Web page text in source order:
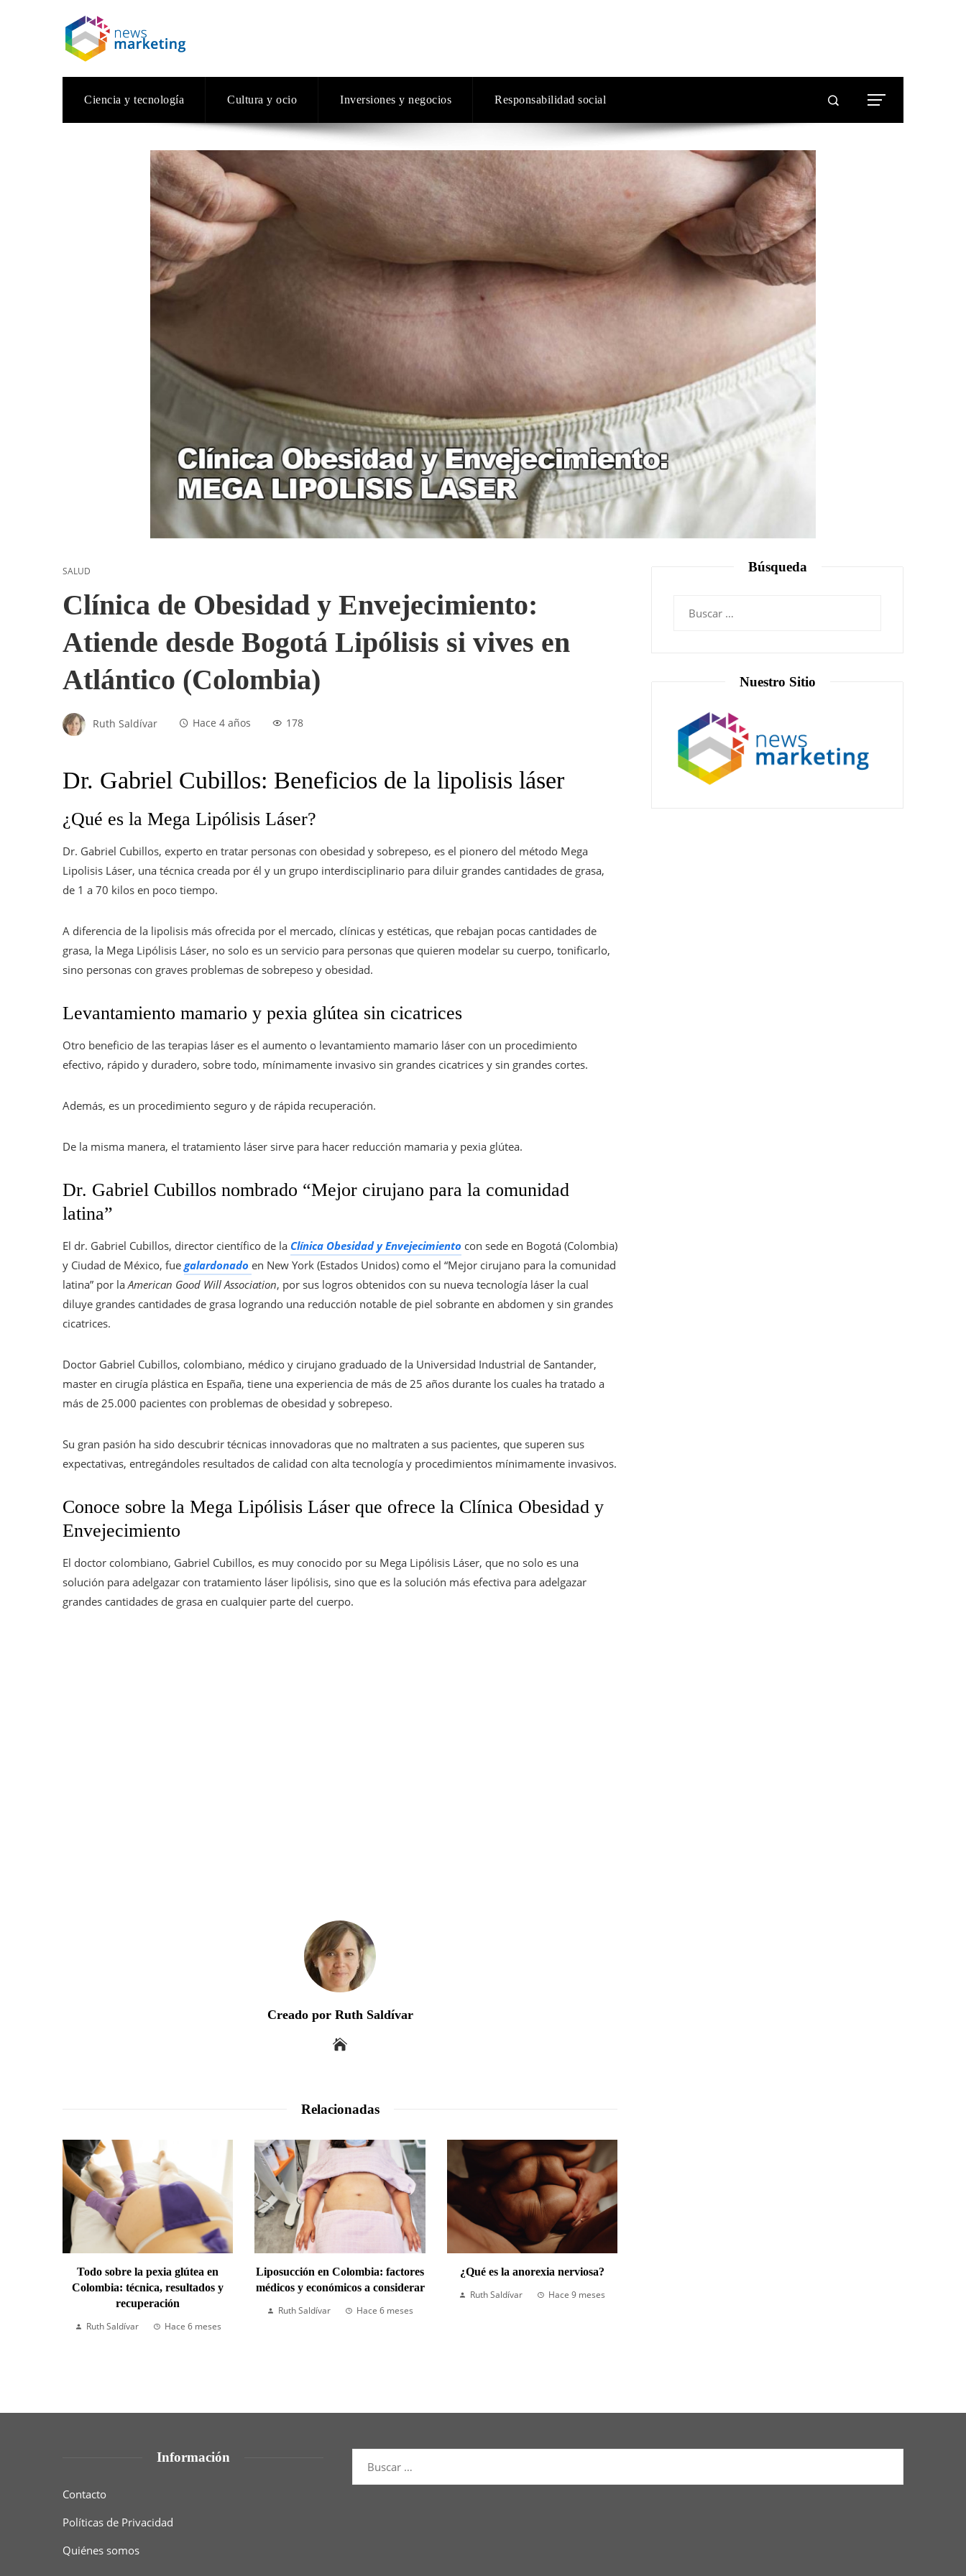
Ciencia y tecnología Cultura y ocio Inversiones y negocios Responsabilidad social
SALUD
Clínica de Obesidad y Envejecimiento:
Atiende desde Bogotá Lipólisis si vives en
Atlántico (Colombia)
Ruth Saldívar Hace 4 años 178
Dr. Gabriel Cubillos: Beneficios de la lipolisis láser
¿Qué es la Mega Lipólisis Láser?
Dr. Gabriel Cubillos, experto en tratar personas con obesidad y sobrepeso, es el pionero del método Mega
Lipolisis Láser, una técnica creada por él y un grupo interdisciplinario para diluir grandes cantidades de grasa,
de 1 a 70 kilos en poco tiempo.
A diferencia de la lipolisis más ofrecida por el mercado, clínicas y estéticas, que rebajan pocas cantidades de
grasa, la Mega Lipólisis Láser, no solo es un servicio para personas que quieren modelar su cuerpo, tonificarlo,
sino personas con graves problemas de sobrepeso y obesidad.
Levantamiento mamario y pexia glútea sin cicatrices
Otro beneficio de las terapias láser es el aumento o levantamiento mamario láser con un procedimiento
efectivo, rápido y duradero, sobre todo, mínimamente invasivo sin grandes cicatrices y sin grandes cortes.
Además, es un procedimiento seguro y de rápida recuperación.
De la misma manera, el tratamiento láser sirve para hacer reducción mamaria y pexia glútea.
Dr. Gabriel Cubillos nombrado “Mejor cirujano para la comunidad
latina”
El dr. Gabriel Cubillos, director científico de la Clínica Obesidad y Envejecimiento con sede en Bogotá (Colombia)
y Ciudad de México, fue galardonado en New York (Estados Unidos) como el “Mejor cirujano para la comunidad
latina” por la American Good Will Association, por sus logros obtenidos con su nueva tecnología láser la cual
diluye grandes cantidades de grasa logrando una reducción notable de piel sobrante en abdomen y sin grandes
cicatrices.
Doctor Gabriel Cubillos, colombiano, médico y cirujano graduado de la Universidad Industrial de Santander,
master en cirugía plástica en España, tiene una experiencia de más de 25 años durante los cuales ha tratado a
más de 25.000 pacientes con problemas de obesidad y sobrepeso.
Su gran pasión ha sido descubrir técnicas innovadoras que no maltraten a sus pacientes, que superen sus
expectativas, entregándoles resultados de calidad con alta tecnología y procedimientos mínimamente invasivos.
Conoce sobre la Mega Lipólisis Láser que ofrece la Clínica Obesidad y
Envejecimiento
El doctor colombiano, Gabriel Cubillos, es muy conocido por su Mega Lipólisis Láser, que no solo es una
solución para adelgazar con tratamiento láser lipólisis, sino que es la solución más efectiva para adelgazar
grandes cantidades de grasa en cualquier parte del cuerpo.
Creado por Ruth Saldívar
Relacionadas
Todo sobre la pexia glútea en
Colombia: técnica, resultados y
recuperación
Ruth Saldívar
Hace 6 meses
Liposucción en Colombia: factores
médicos y económicos a considerar
Ruth Saldívar
Hace 6 meses
¿Qué es la anorexia nerviosa?
Ruth Saldívar
Hace 9 meses
Búsqueda
Nuestro Sitio
Información
Contacto
Políticas de Privacidad
Quiénes somos